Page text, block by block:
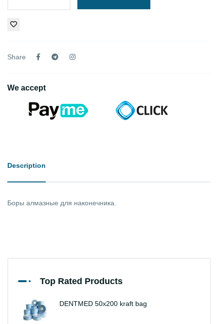
Share
We accept
Description
Боры алмазные для наконечника.
Top Rated Products
DENTMED 50x200 kraft bag